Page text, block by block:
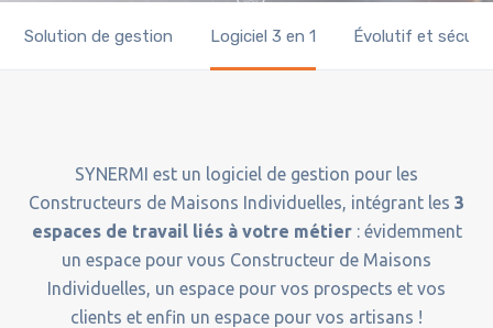
Solution de gestion Logiciel 3 en 1 Évolutif et
SYNERMI est un logiciel de gestion pour les
Constructeurs de Maisons Individuelles, intégrant les 3
espaces de travail liés à votre métier: évidemment
un espace pour vous Constructeur de Maisons
Individuelles, un espace pour vos prospects et vos
clients et enfin un espace pour vos artisans !